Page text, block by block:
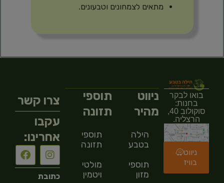
מתאים לצמחונים וטבעונים.
בואו לבקר
בחנות:
סוקולוב 40,
הרצליה.
ניווט
בוויז
ניווט
מהיר
הילה
בטבע
תוספי
מזון
תוספי
תזונה
תוספי
תזונה
מולטי
ויטמין
צרו קשר
עקבו
אחרינו:
כתובת